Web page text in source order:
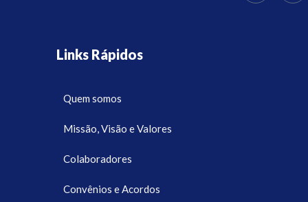
Links Rápidos
Quem somos
Missão, Visão e Valores
Colaboradores
Convênios e Acordos